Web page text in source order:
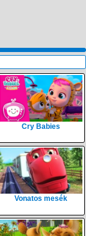
Cry Babies
Vonatos mesék